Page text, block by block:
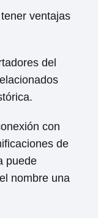
ventajas
del
con
de
puede
nombre una